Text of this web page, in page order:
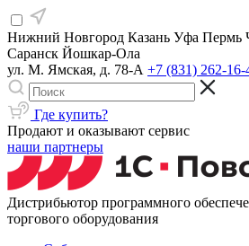
Нижний Новгород Казань Уфа Пермь
Саранск Йошкар-Ола
ул. М. Ямская, д. 78-А +7 (831) 262-16-
Где купить?
Продают и оказывают сервис
наши партнеры
Дистрибьютор программного
торгового оборудования